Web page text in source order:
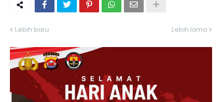
Lebih baru Lebih lama